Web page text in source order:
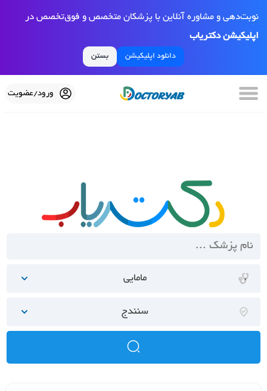
نوبت‌دهی و مشاوره آنلاین با پزشکان متخصص و فوق‌تخصص در
اپلیکیشن دکتریاب
دانلود اپلیکیشن بستن
ورود/عضویت
مامایی
سنندج